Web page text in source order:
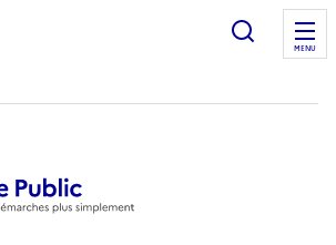
Ouvrir
MENU